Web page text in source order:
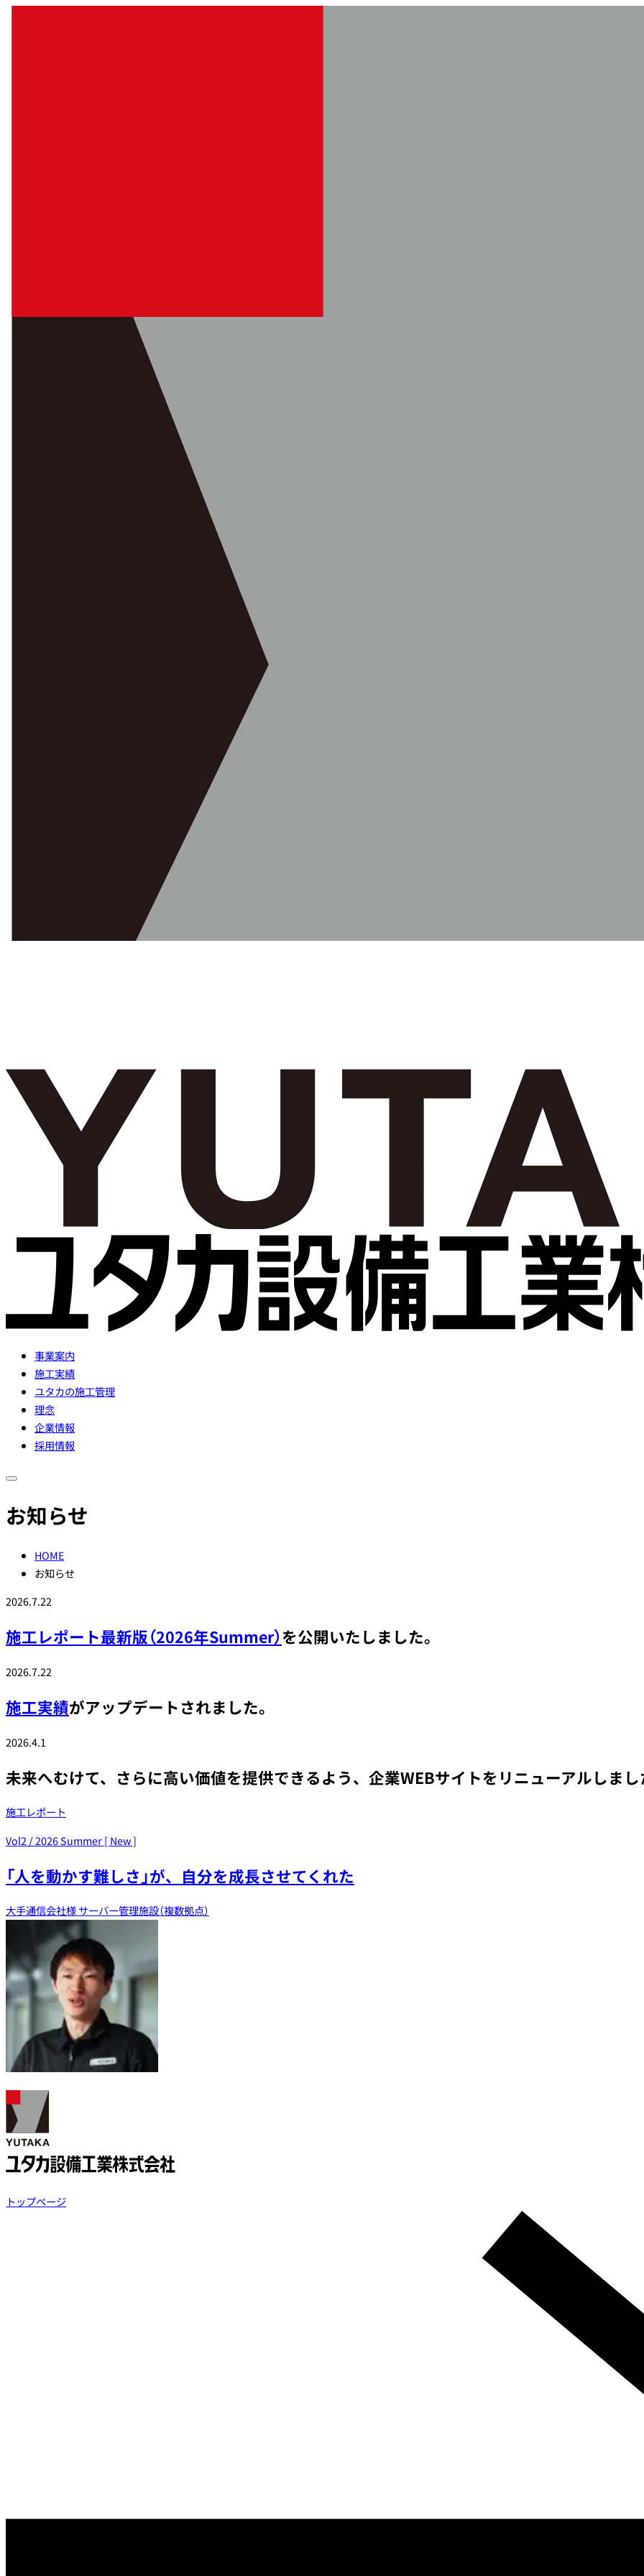
事業案内
施工実績
ユタカの施工管理
理念
企業情報
採用情報
お知らせ
HOME
お知らせ
2026.7.22
施工レポート最新版（2026年Summer）を公開いたしました。
2026.7.22
施工実績がアップデートされました。
2026.4.1
未来へむけて、さらに高い価値を提供できるよう、企業WEBサイトをリニューアルしま
施工レポート
Vol2 / 2026 Summer [ New ]
「人を動かす難しさ」が、 自分を成長させてくれた
大手通信会社様 サーバー管理施設（複数拠点）
トップページ